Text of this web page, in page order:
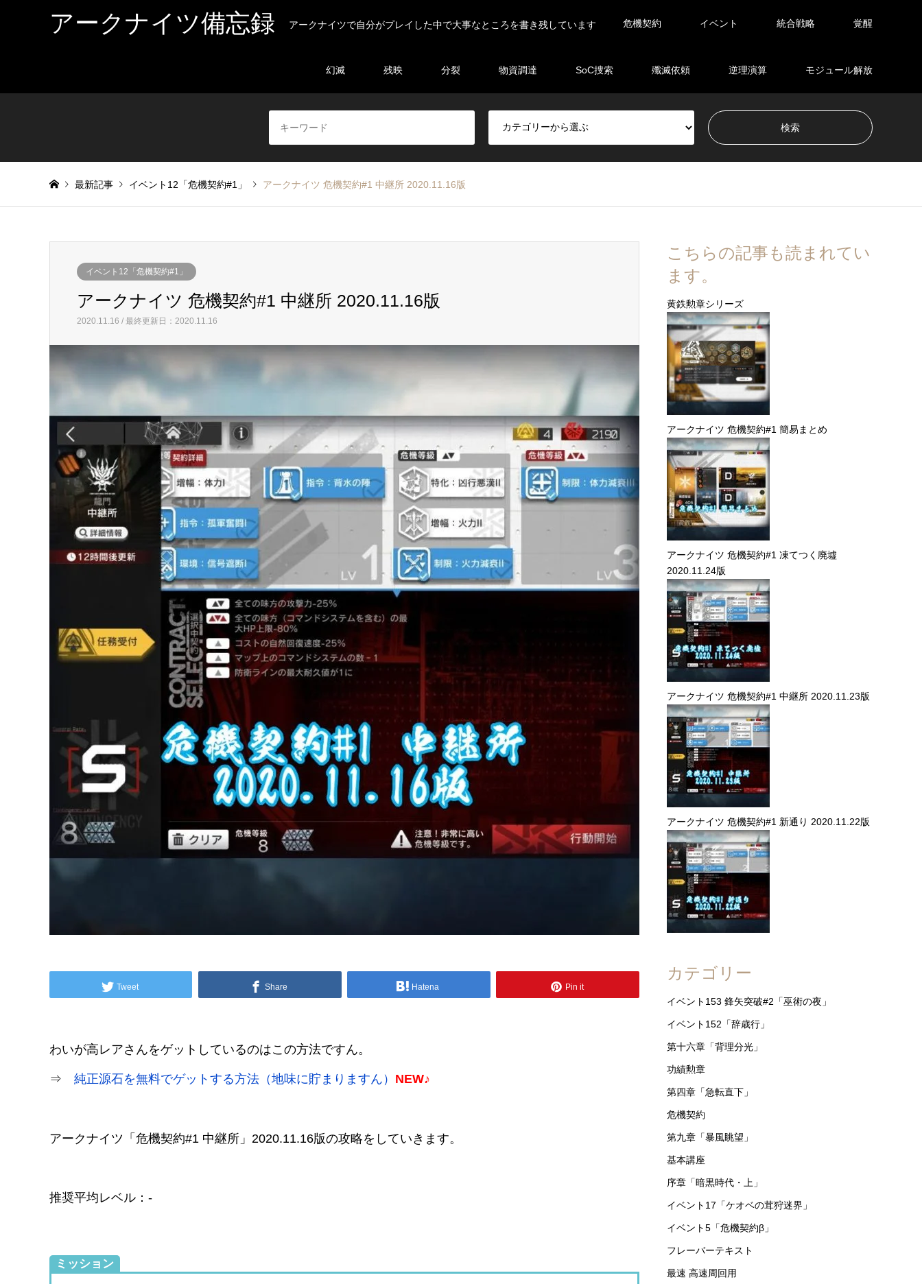
アークナイツ備忘録 アークナイツで自分がプレイした中で大事なところを書き残しています 危機契約 イベント 統合戦略 覚醒
幻滅 残映 分裂 物資調達 SoC捜索 殲滅依頼 逆理演算 モジュール解放
最新記事 イベント12「危機契約#1」 アークナイツ 危機契約#1 中継所 2020.11.16版
イベント12「危機契約#1」
アークナイツ 危機契約#1 中継所 2020.11.16版
2020.11.16 / 最終更新日：2020.11.16
Tweet Share Hatena Pin it
わいが高レアさんをゲットしているのはこの方法ですん。
⇒ 純正源石を無料でゲットする方法（地味に貯まりますん） NEW♪
アークナイツ「危機契約#1 中継所」2020.11.16版の攻略をしていきます。
推奨平均レベル：-
ミッション
こちらの記事も読まれてい
ます。
黄鉄勲章シリーズ
アークナイツ 危機契約#1 簡易まとめ
アークナイツ 危機契約#1 凍てつく廃墟
2020.11.24版
アークナイツ 危機契約#1 中継所 2020.11.23版
アークナイツ 危機契約#1 新通り 2020.11.22版
カテゴリー
イベント153 鋒矢突破#2「巫術の夜」
イベント152「辞歳行」
第十六章「背理分光」
功績勲章
第四章「急転直下」
危機契約
第九章「暴風眺望」
基本講座
序章「暗黒時代・上」
イベント17「ケオベの茸狩迷界」
イベント5「危機契約β」
フレーバーテキスト
最速 高速周回用